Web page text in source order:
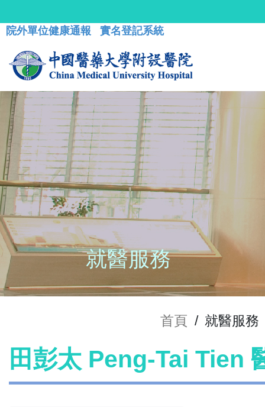
院外單位健康通報 實名登記系統
就醫服務
首頁 / 就醫服務
田彭太 Peng-Tai Tien